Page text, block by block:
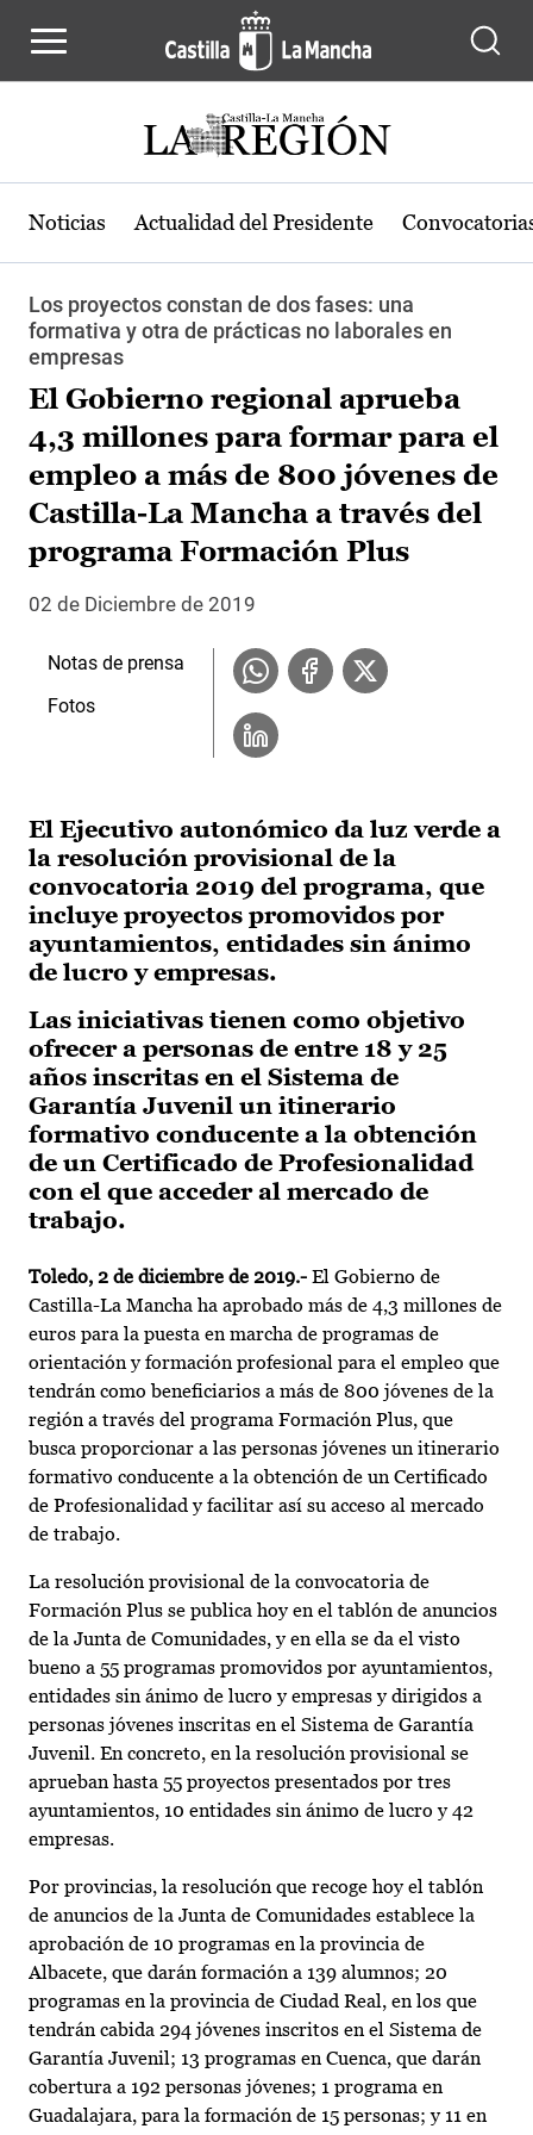
Noticias Actualidad del Presidente
Los proyectos constan de dos fases: una
formativa y otra de prácticas no laborales en
empresas
El Gobierno regional aprueba
4,3 millones para formar para el
empleo a más de 800 jóvenes de
Castilla-La Mancha a través del
programa Formación Plus
02 de Diciembre de 2019
El Ejecutivo autonómico da luz verde a
la resolución provisional de la
convocatoria 2019 del programa, que
incluye proyectos promovidos por
ayuntamientos, entidades sin ánimo
de lucro y empresas.
Las iniciativas tienen como objetivo
ofrecer a personas de entre 18 y 25
años inscritas en el Sistema de
Garantía Juvenil un itinerario
formativo conducente a la obtención
de un Certificado de Profesionalidad
con el que acceder al mercado de
trabajo.
Toledo, 2 de diciembre de 2019.- El Gobierno de
Castilla-La Mancha ha aprobado más de 4,3 millones de
euros para la puesta en marcha de programas de
orientación y formación profesional para el empleo que
tendrán como beneficiarios a más de 800 jóvenes de la
región a través del programa Formación Plus, que
busca proporcionar a las personas jóvenes un itinerario
formativo conducente a la obtención de un Certificado
de Profesionalidad y facilitar así su acceso al mercado
de trabajo.
La resolución provisional de la convocatoria de
Formación Plus se publica hoy en el tablón de anuncios
de la Junta de Comunidades, y en ella se da el visto
bueno a 55 programas promovidos por ayuntamientos,
entidades sin ánimo de lucro y empresas y dirigidos a
personas jóvenes inscritas en el Sistema de Garantía
Juvenil. En concreto, en la resolución provisional se
aprueban hasta 55 proyectos presentados por tres
ayuntamientos, 10 entidades sin ánimo de lucro y 42
empresas.
Por provincias, la resolución que recoge hoy el tablón
de anuncios de la Junta de Comunidades establece la
aprobación de 10 programas en la provincia de
Albacete, que darán formación a 139 alumnos; 20
programas en la provincia de Ciudad Real, en los que
tendrán cabida 294 jóvenes inscritos en el Sistema de
Garantía Juvenil; 13 programas en Cuenca, que darán
cobertura a 192 personas jóvenes; 1 programa en
Guadalajara, para la formación de 15 personas; y 11 en
Notas de prensa
Fotos